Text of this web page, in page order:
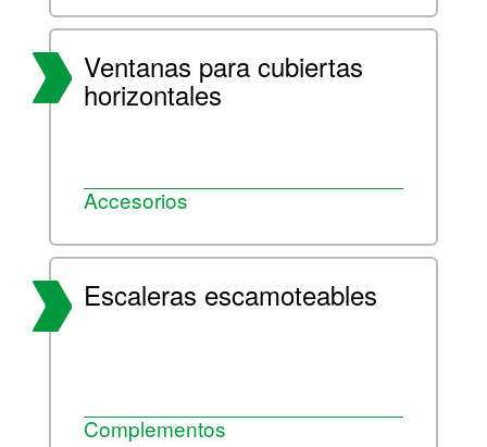
Ventanas para cubiertas
horizontales
Accesorios
Escaleras escamoteables
Complementos